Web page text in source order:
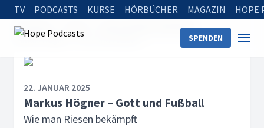
TV PODCASTS KURSE HÖRBÜCHER MAGAZIN HOPE
SPENDEN
Startseite
Wie man Riesen bekämpft
Markus Högner – Gott und Fußball
22. JANUAR 2025
Markus Högner – Gott und Fußball
Wie man Riesen bekämpft